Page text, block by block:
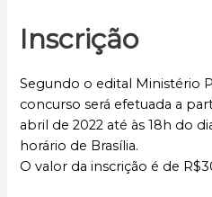
Inscrição
Segundo o edital Ministério
concurso será efetuada a
abril de 2022 até às 18h do
horário de Brasília.
O valor da inscrição é de